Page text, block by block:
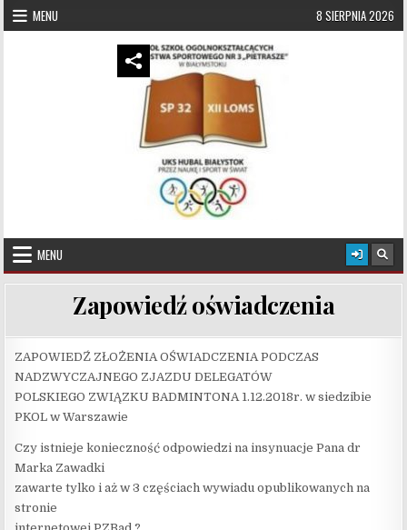
Skip to content
MENU 8 SIERPNIA 2026
UKS Hubal Białystok
MENU
Zapowiedź oświadczenia
ZAPOWIEDŹ ZŁOŻENIA OŚWIADCZENIA PODCZAS
NADZWYCZAJNEGO ZJAZDU DELEGATÓW
POLSKIEGO ZWIĄZKU BADMINTONA 1.12.2018r. w siedzibie
PKOL w Warszawie
Czy istnieje konieczność odpowiedzi na insynuacje Pana dr
Marka Zawadki
zawarte tylko i aż w 3 częściach wywiadu opublikowanych na
stronie